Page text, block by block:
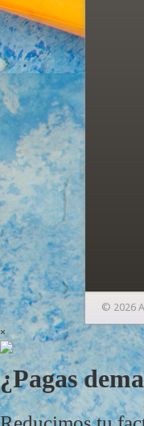
© 2026
×
¿Pagas